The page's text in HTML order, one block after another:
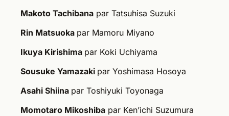
Makoto Tachibana par Tatsuhisa Suzuki
Rin Matsuoka par Mamoru Miyano
Ikuya Kirishima par Koki Uchiyama
Sousuke Yamazaki par Yoshimasa Hosoya
Asahi Shiina par Toshiyuki Toyonaga
Momotaro Mikoshiba par Ken’ichi Suzumura